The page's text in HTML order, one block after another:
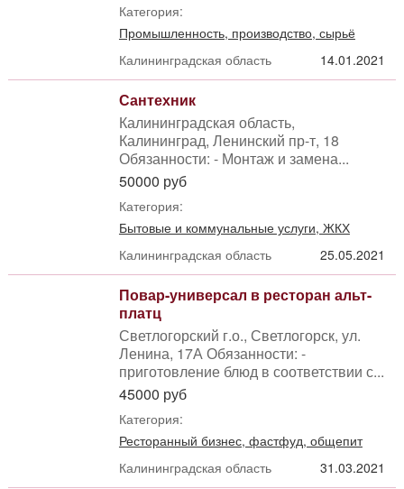
Категория:
Промышленность, производство, сырьё
Калининградская область
14.01.2021
Сантехник
Калининградская область,
Калининград, Ленинский пр-т, 18
Обязанности: - Монтаж и замена...
50000 руб
Категория:
Бытовые и коммунальные услуги, ЖКХ
Калининградская область
25.05.2021
Повар-универсал в ресторан альт-
платц
Светлогорский г.о., Светлогорск, ул.
Ленина, 17А Обязанности: -
приготовление блюд в соответствии с...
45000 руб
Категория:
Ресторанный бизнес, фастфуд, общепит
Калининградская область
31.03.2021